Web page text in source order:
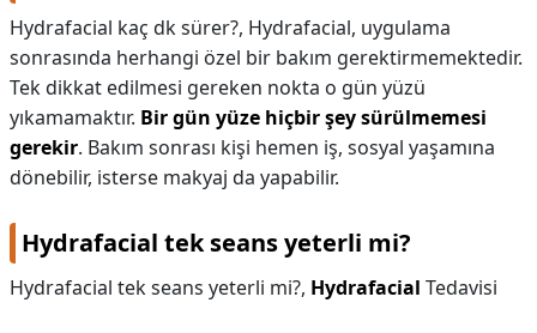
Hydrafacial kaç dk sürer?, Hydrafacial, uygulama
sonrasında herhangi özel bir bakım gerektirmemektedir.
Tek dikkat edilmesi gereken nokta o gün yüzü
yıkamamaktır. Bir gün yüze hiçbir şey sürülmemesi
gerekir. Bakım sonrası kişi hemen iş, sosyal yaşamına
dönebilir, isterse makyaj da yapabilir.
Hydrafacial tek seans yeterli mi?
Hydrafacial tek seans yeterli mi?, Hydrafacial Tedavisi